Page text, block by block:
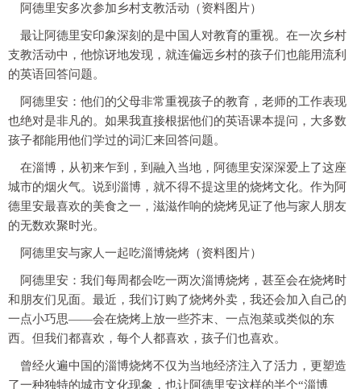
阿德里安多次参加乡村支教活动（资料图片）
最让阿德里安印象深刻的是中国人对教育的重视。在一次乡村
支教活动中，他惊讶地发现，就连偏远乡村的孩子们也能用流利
的英语回答问题。
阿德里安：他们的父母非常重视孩子的教育，老师的工作表现
也绝对是非凡的。如果我直接根据他们的英语课本提问，大多数
孩子都能用他们学过的词汇来回答问题。
在淄博，从初来乍到，到融入当地，阿德里安深深爱上了这座
城市的烟火气。说到淄博，就不得不提这里的烧烤文化。作为阿
德里安最喜欢的美食之一，滋滋作响的烧烤见证了他与家人朋友
的无数欢聚时光。
阿德里安与家人一起吃淄博烧烤（资料图片）
阿德里安：我们每周都会吃一两次淄博烧烤，甚至会在烧烤时
和朋友们见面。最近，我们订购了烧烤外卖，我还会加入自己的
一点小巧思——会在烧烤上放一些芥末、一点泡菜或类似的东
西。但我们都喜欢，每个人都喜欢，孩子们也喜欢。
曾经火遍中国的淄博烧烤不仅为当地经济注入了活力，更塑造
了一种独特的城市文化现象，也让阿德里安这样的半个“淄博